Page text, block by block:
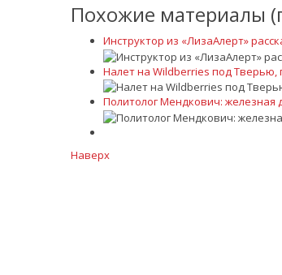
Похожие материалы
Инструктор из «ЛизаАлерт»
Налет на Wildberries под Тверью,
Политолог Мендкович: железная
Наверх